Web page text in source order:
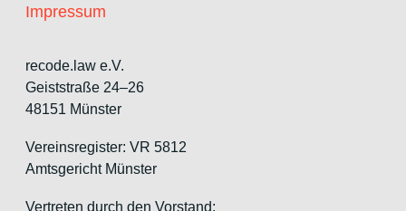
Impressum
recode.law e.V.
Geiststraße 24–26
48151 Münster
Vereinsregister: VR 5812
Amtsgericht Münster
Vertreten durch den Vorstand: